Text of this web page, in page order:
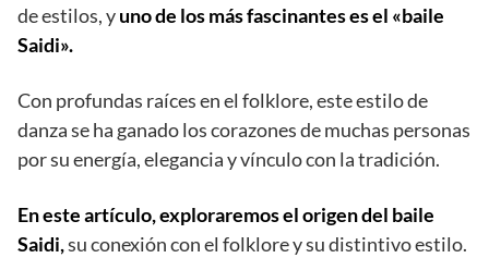
de estilos, yuno de los más fascinantes es el «baile
Saidi».
Con profundas raíces en el folklore, este estilo de
danza se ha ganado los corazones de muchas personas
por su energía, elegancia y vínculo con la tradición.
En este artículo, exploraremos el origen del baile
Saidi,su conexión con el folklore y su distintivo estilo.